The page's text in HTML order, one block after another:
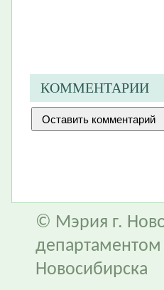
КОММЕНТАРИИ
© Мэрия г.
Новосибирска